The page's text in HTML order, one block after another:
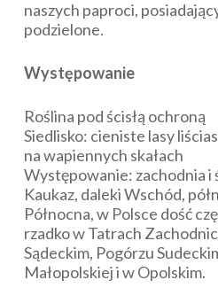
naszych paproci,
podzielone.
Występowanie
Roślina pod ścisłą ochroną
Siedlisko: cieniste lasy
na wapiennych skałach
Występowanie: zachodnia i
Kaukaz, daleki Wschód,
Północna, w Polsce dość
rzadko w Tatrach
Sądeckim, Pogórzu
Małopolskiej i w Opolskim.